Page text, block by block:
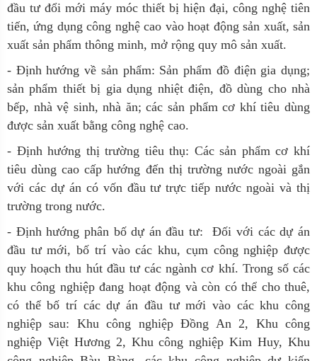
đầu tư đổi mới máy móc thiết bị hiện đại, công nghệ tiên
tiến, ứng dụng công nghệ cao vào hoạt động sản xuất, sản
xuất sản phẩm thông minh, mở rộng quy mô sản xuất.
- Định hướng về sản phẩm: Sản phẩm đồ điện gia dụng;
sản phẩm thiết bị gia dụng nhiệt điện, đồ dùng cho nhà
bếp, nhà vệ sinh, nhà ăn; các sản phẩm cơ khí tiêu dùng
được sản xuất bằng công nghệ cao.
- Định hướng thị trường tiêu thụ: Các sản phẩm cơ khí
tiêu dùng cao cấp hướng đến thị trường nước ngoài gắn
với các dự án có vốn đầu tư trực tiếp nước ngoài và thị
trường trong nước.
- Định hướng phân bố dự án đầu tư: Đối với các dự án
đầu tư mới, bố trí vào các khu, cụm công nghiệp được
quy hoạch thu hút đầu tư các ngành cơ khí. Trong số các
khu công nghiệp đang hoạt động và còn có thể cho thuê,
có thể bố trí các dự án đầu tư mới vào các khu công
nghiệp sau: Khu công nghiệp Đồng An 2, Khu công
nghiệp Việt Hương 2, Khu công nghiệp Kim Huy, Khu